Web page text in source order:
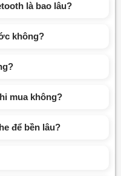
là bao lâu?
không?
mua không?
để bền lâu?